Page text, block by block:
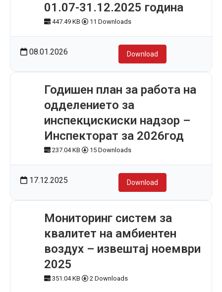
01.07-31.12.2025 година
447.49 KB 11 Downloads
08.01.2026 Download
Годишен план за работа на
одделението за
инспекцискиски надзор –
Инспекторат за 2026год
237.04 KB 15 Downloads
17.12.2025 Download
Мониторинг систем за
квалитет на амбиентен
воздух – извештај ноември
2025
351.04 KB 2 Downloads